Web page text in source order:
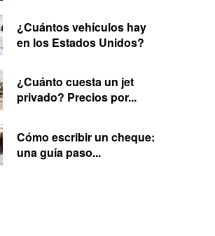
¿Cuántos vehículos hay
en los Estados Unidos?
¿Cuánto cuesta un jet
privado? Precios por...
Cómo escribir un cheque:
una guía paso...